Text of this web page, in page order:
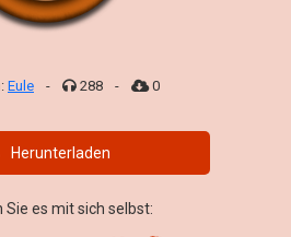
Eule - 288 - 0
Herunterladen
Sie es mit sich selbst: